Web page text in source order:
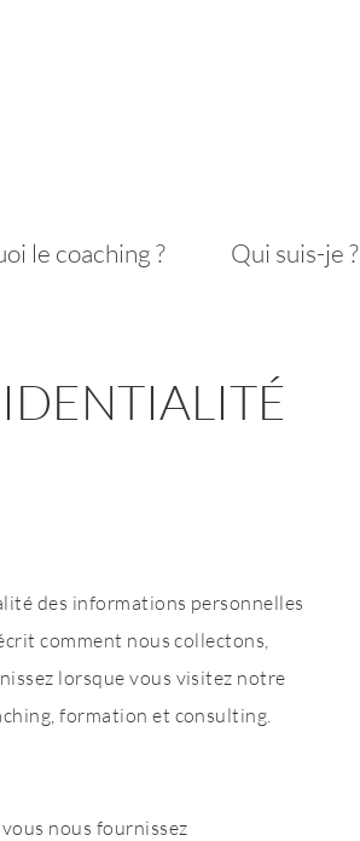
le coaching ? Qui suis-je ?
des informations personnelles
comment nous collectons,
lorsque vous visitez notre
formation et consulting.
nous fournissez